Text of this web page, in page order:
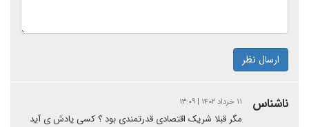
ارسال نظر
ناشناس ۱۱ خرداد ۱۴۰۲ | ۱۳:۰۹
مگر قبلا شریک اقتصادی قدرتمندی بود ؟ کسی یادش ی آید